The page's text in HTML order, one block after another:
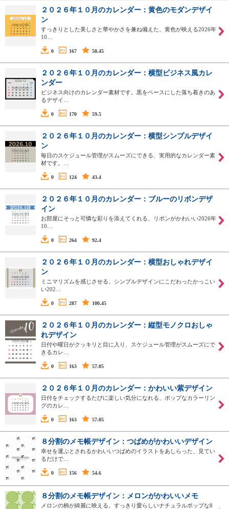
２０２６年１０月のカレンダー：黄色のモダンデザイ
ン
すっきりとした美しさと華やかさを兼ね備えた、黄色が映える2026年
10…
0 167 58.45
２０２６年１０月のカレンダー：横型ビジネス風カレ
ンダー
ビジネス向けのカレンダー素材です。黒をベースにした落ち着きのあ
るデザイ…
0 170 59.5
２０２６年１０月のカレンダー：横型シンプルデザイ
ン
毎日のスケジュール管理がスムーズにできる、実用的なカレンダー素
材です。…
0 124 43.4
２０２６年１０月のカレンダー：ブルーのリボンデザ
イン
お部屋にそっと可憐な彩りを添えてくれる、リボンがかわいい2026年
10…
0 264 92.4
２０２６年１０月のカレンダー：横型おしゃれデザイ
ン
ミニマリズムを感じさせる、シンプルデザインにこだわったかっこい
い202…
0 287 100.45
２０２６年１０月のカレンダー：縦型モノクロおしゃ
れデザイン
日付や曜日がクッキリと目に入り、スケジュール管理がスムーズにで
きるカレ…
0 163 57.05
２０２６年１０月のカレンダー：かわいい紫デザイン
日付をチェックするたびに楽しい気分になれる、ポップなカラーリン
グのカレ…
0 163 57.05
８分割のメモ帳デザイン：つばめがかわいいデザイン
幸せを運ぶとされるかわいいつばめのイラストをあしらった、見てい
るだけで…
0 156 54.6
８分割のメモ帳デザイン：メロンがかわいいメモ
メロンの柄が綺麗に映える、すっきり愛らしいナチュラルポップな8